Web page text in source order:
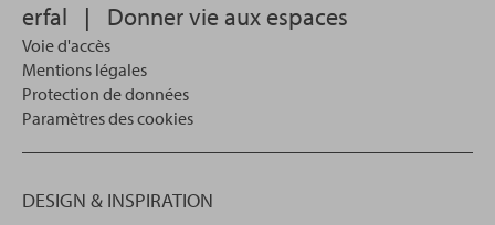
recherche.
erfal | Donner vie aux espaces
Voie d'accès
Mentions légales
Protection de données
Paramètres des cookies
DESIGN & INSPIRATION